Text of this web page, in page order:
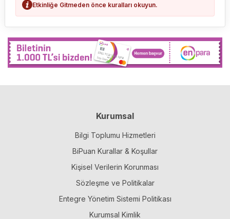
Etkinliğe Gitmeden önce kuralları okuyun.
Kurumsal
Bilgi Toplumu Hizmetleri
BiPuan Kurallar & Koşullar
Kişisel Verilerin Korunması
Sözleşme ve Politikalar
Entegre Yönetim Sistemi Politikası
Kurumsal Kimlik